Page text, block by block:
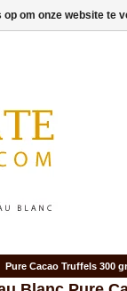
Pure Cacao Truffels 300
op om onze website te